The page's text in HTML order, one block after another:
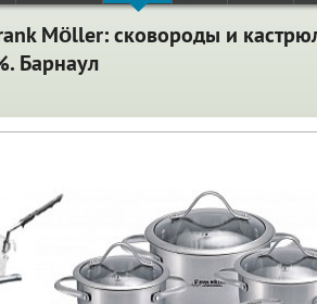
Möller: сковороды и
Барнаул